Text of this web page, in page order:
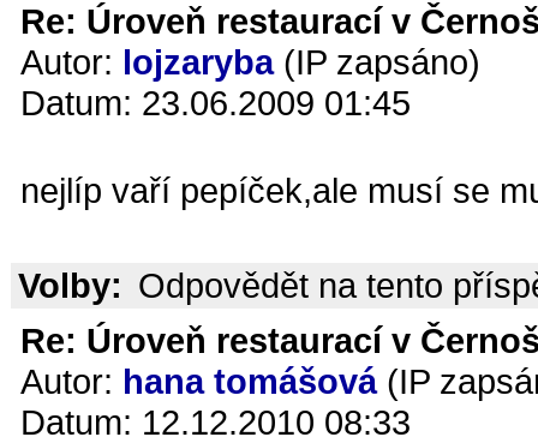
Re: Úroveň restaurací v
Autor: lojzaryba(IP zapsáno)
Datum: 23.06.2009 01:45
nejlíp vaří pepíček,ale musí se
Volby: Odpovědět na tento
Re: Úroveň restaurací v
Autor: hana tomášová(IP
Datum: 12.12.2010 08:33